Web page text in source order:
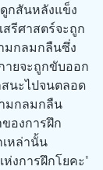
กสันหลังแข็ง
รีศาสตร์จะถูก
มกลมกลืนซึ่ง
ยจะถูกขับออก
นะไปจนตลอด
มกลมกลืน
องการฝึก
หล่านั้น
งการฝึกโยคะ"